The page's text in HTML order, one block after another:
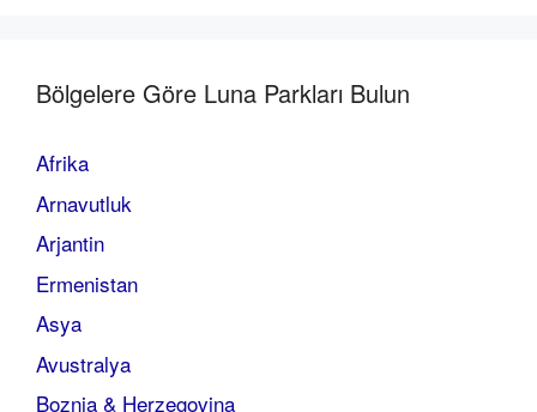
Bölgelere Göre Luna Parkları Bulun
Afrika
Arnavutluk
Arjantin
Ermenistan
Asya
Avustralya
Boznia & Herzegovina